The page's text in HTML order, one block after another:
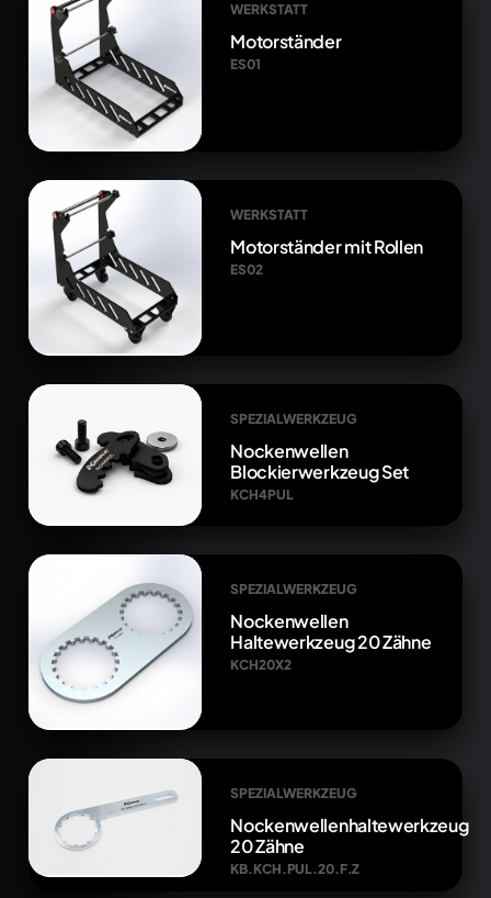
WERKSTATT
Motorständer
ES01
WERKSTATT
Motorständer mit Rollen
ES02
SPEZIALWERKZEUG
Nockenwellen
Blockierwerkzeug Set
KCH4PUL
SPEZIALWERKZEUG
Nockenwellen
Haltewerkzeug 20 Zähne
KCH20X2
SPEZIALWERKZEUG
Nockenwellenhaltewerkzeug
20 Zähne
KB.KCH.PUL.20.F.Z